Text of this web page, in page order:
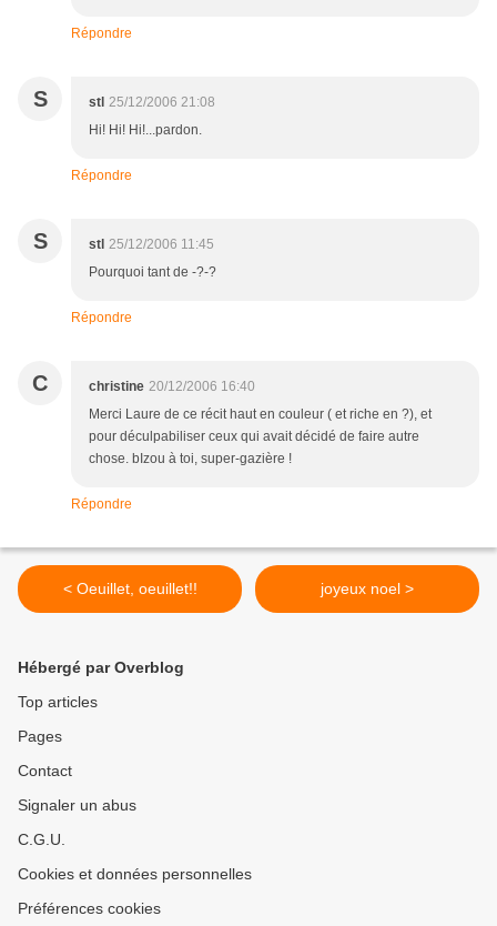
Répondre
S stl 25/12/2006 21:08
Hi! Hi! Hi!...pardon.
Répondre
S stl 25/12/2006 11:45
Pourquoi tant de -?-?
Répondre
C christine 20/12/2006 16:40
Merci Laure de ce récit haut en couleur ( et riche en ?), et
pour déculpabiliser ceux qui avait décidé de faire autre
chose. bIzou à toi, super-gazière !
Répondre
< Oeuillet, oeuillet!! joyeux noel >
Hébergé par Overblog
Top articles
Pages
Contact
Signaler un abus
C.G.U.
Cookies et données personnelles
Préférences cookies